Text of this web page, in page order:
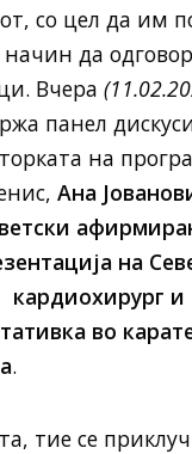
со цел да им
начин да
Вчера
панел
на
Ана
на
кардиохирург
во
.
тие се